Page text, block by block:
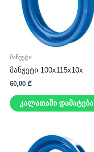
მანჟეტი
მანჟეტი 100x115x10x
60,00 ₾
კალათაში დამატება